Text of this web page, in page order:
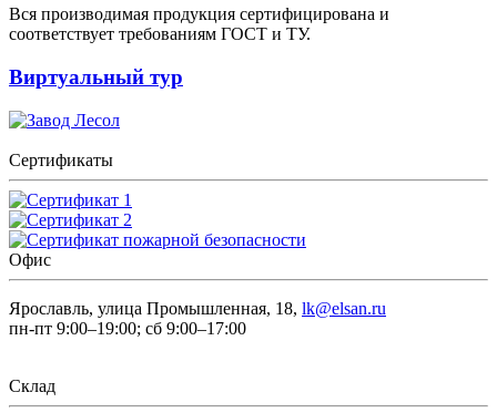
Вся производимая продукция сертифицирована и
соответствует требованиям ГОСТ и ТУ.
Виртуальный тур
Сертификаты
Офис
Ярославль, улица Промышленная, 18, lk@elsan.ru
пн-пт 9:00–19:00; сб 9:00–17:00
Склад